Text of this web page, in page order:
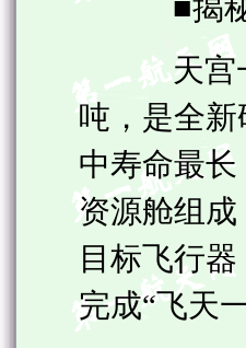
■揭
天宫一
吨，是全
中寿命最
资源舱组
目标飞行
完成“飞天一